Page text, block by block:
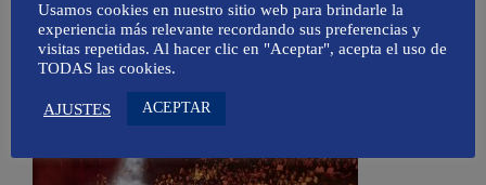
OLYMPUS DIGITAL CAMERA
Usamos cookies en nuestro sitio web para brindarle la
experiencia más relevante recordando sus preferencias y
visitas repetidas. Al hacer clic en "Aceptar", acepta el uso de
TODAS las cookies.
AJUSTES ACEPTAR